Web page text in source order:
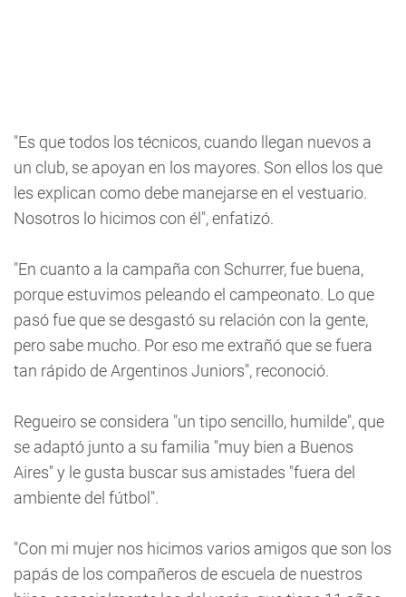
"Es que todos los técnicos, cuando llegan nuevos a
un club, se apoyan en los mayores. Son ellos los que
les explican como debe manejarse en el vestuario.
Nosotros lo hicimos con él", enfatizó.
"En cuanto a la campaña con Schurrer, fue buena,
porque estuvimos peleando el campeonato. Lo que
pasó fue que se desgastó su relación con la gente,
pero sabe mucho. Por eso me extrañó que se fuera
tan rápido de Argentinos Juniors", reconoció.
Regueiro se considera "un tipo sencillo, humilde", que
se adaptó junto a su familia "muy bien a Buenos
Aires" y le gusta buscar sus amistades "fuera del
ambiente del fútbol".
"Con mi mujer nos hicimos varios amigos que son los
papás de los compañeros de escuela de nuestros